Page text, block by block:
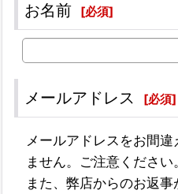
お名前 [必須]
メールアドレス [必須]
メールアドレスをお間
ません。ご注意ください。
また、弊店からのお返